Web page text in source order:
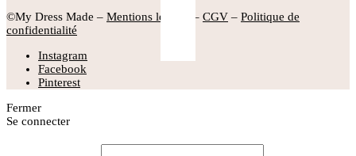
©My Dress Made – Mentions légales – CGV – Politique de
confidentialité
Instagram
Facebook
Pinterest
Fermer
Se connecter